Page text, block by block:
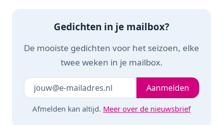
Gedichten in je mailbox?
De mooiste gedichten voor het seizoen, elke
twee weken in je mailbox.
Laat dit veld leeg Je e-mailadresAanmelden
Afmelden kan altijd. Meer over de nieuwsbrief